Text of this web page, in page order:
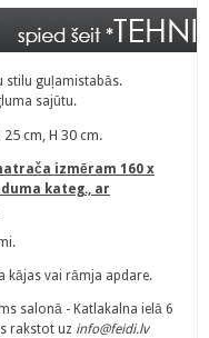
stilu guļamistabās.
sajūtu.
25 cm, H 30 cm.
izmēram 160 x
kateg., ar
kājas vai rāmja apdare.
salonā - Katlakalna ielā 6
rakstot uz info@feidi.lv